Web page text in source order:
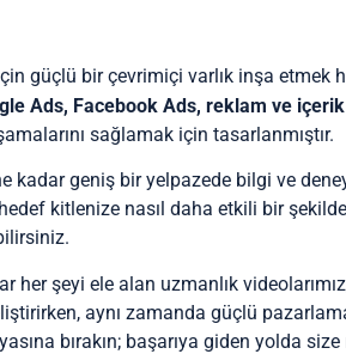
güçlü bir çevrimiçi varlık inşa etmek
Ads, Facebook Ads, reklam ve içerik
sağlamak için tasarlanmıştır.
kadar geniş bir yelpazede bilgi ve
kitlenize nasıl daha etkili bir
her şeyi ele alan uzmanlık
aynı zamanda güçlü
bırakın; başarıya giden yolda